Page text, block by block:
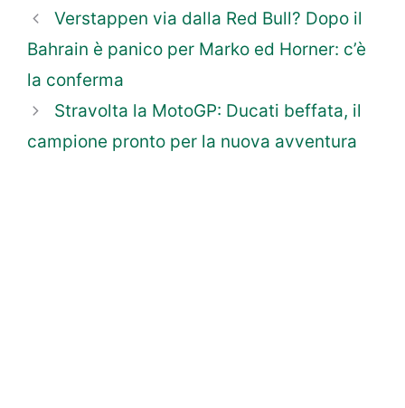
Verstappen via dalla Red Bull? Dopo il
Bahrain è panico per Marko ed Horner: c’è
la conferma
Stravolta la MotoGP: Ducati beffata, il
campione pronto per la nuova avventura